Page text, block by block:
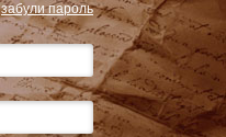
забули пароль